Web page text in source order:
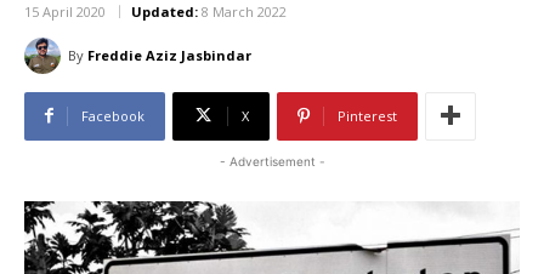
15 April 2020 Updated: 8 March 2022
By Freddie Aziz Jasbindar
Facebook X Pinterest
- Advertisement -